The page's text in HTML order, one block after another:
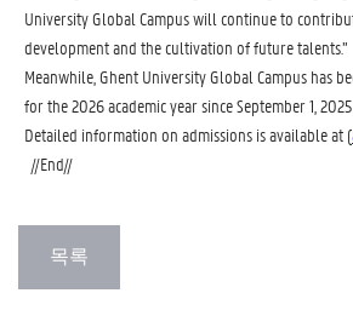
University Global Campus will continue to
development and the cultivation of future talents.”
Meanwhile, Ghent University Global Campus has
for the 2026 academic year since September 1, 2025.
Detailed information on admissions is available at (
//End//